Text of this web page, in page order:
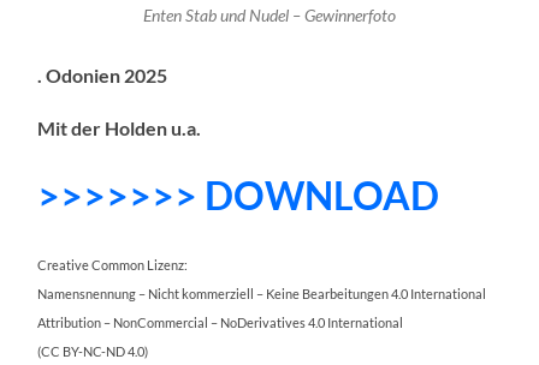
Enten Stab und Nudel – Gewinnerfoto
. Odonien 2025
Mit der Holden u.a.
>>>>>>> DOWNLOAD
Creative Common Lizenz:
Namensnennung – Nicht kommerziell – Keine Bearbeitungen 4.0 International
Attribution – NonCommercial – NoDerivatives 4.0 International
(CC BY-NC-ND 4.0)